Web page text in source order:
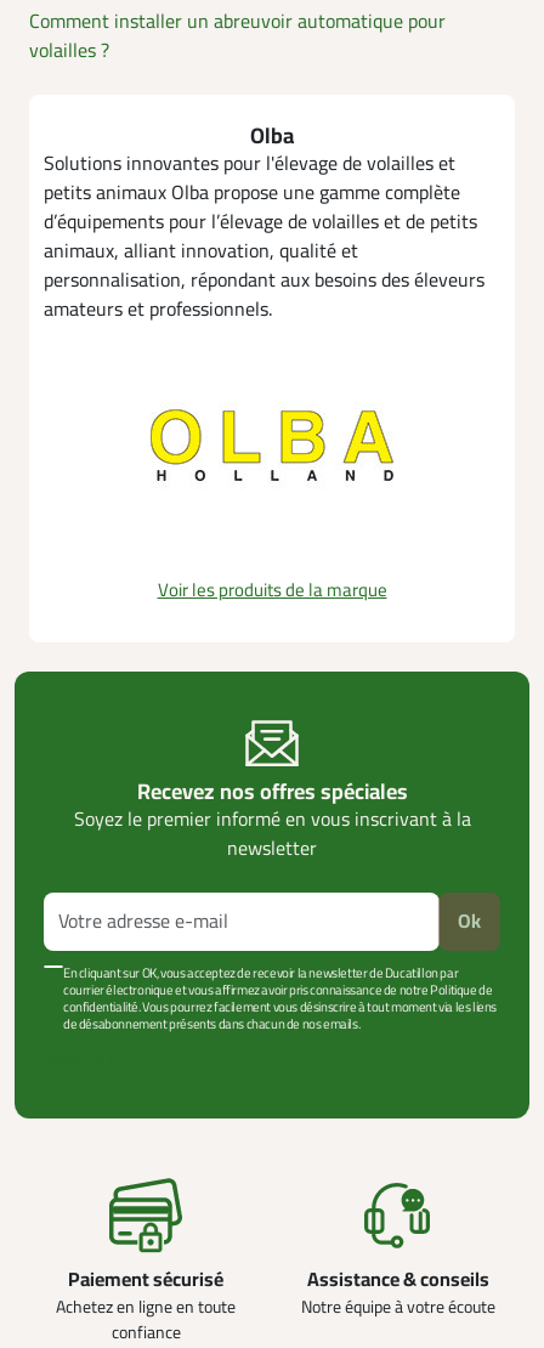
Comment installer un abreuvoir automatique pour
volailles ?
Olba
Solutions innovantes pour l'élevage de volailles et
petits animaux Olba propose une gamme complète
d’équipements pour l’élevage de volailles et de petits
animaux, alliant innovation, qualité et
personnalisation, répondant aux besoins des éleveurs
amateurs et professionnels.
Voir les produits de la marque
Recevez nos offres spéciales
Soyez le premier informé en vous inscrivant à la
newsletter
Ok
En cliquant sur OK, vous acceptez de recevoir la newsletter de Ducatillon par
courrier électronique et vous affirmez avoir pris connaissance de notre Politique de
confidentialité. Vous pourrez facilement vous désinscrire à tout moment via les liens
de désabonnement présents dans chacun de nos emails.
Paiement sécurisé
Achetez en ligne en toute
confiance
Assistance & conseils
Notre équipe à votre écoute